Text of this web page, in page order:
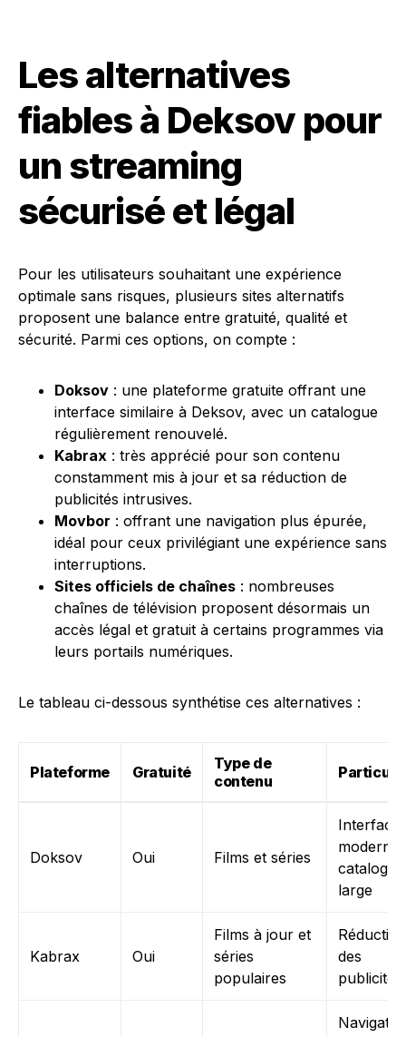
Les alternatives
fiables à Deksov pour
un streaming
sécurisé et légal
Pour les utilisateurs souhaitant une expérience
optimale sans risques, plusieurs sites alternatifs
proposent une balance entre gratuité, qualité et
sécurité. Parmi ces options, on compte :
Doksov : une plateforme gratuite offrant une
interface similaire à Deksov, avec un catalogue
régulièrement renouvelé.
Kabrax : très apprécié pour son contenu
constamment mis à jour et sa réduction de
publicités intrusives.
Movbor : offrant une navigation plus épurée,
idéal pour ceux privilégiant une expérience sans
interruptions.
Sites officiels de chaînes : nombreuses
chaînes de télévision proposent désormais un
accès légal et gratuit à certains programmes via
leurs portails numériques.
Le tableau ci-dessous synthétise ces alternatives :
Plateforme Gratuité
Type de
contenu
Doksov Oui Films et séries
Interface
moderne
catalogue
large
Kabrax Oui
Films à jour et
séries
populaires
Réduction
des
publicités